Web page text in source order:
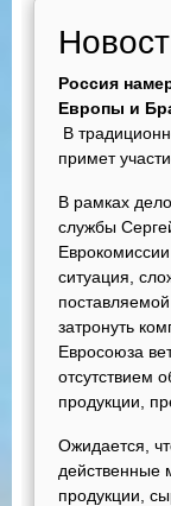
Россия
Европы и
В
примет
В рамках
службы
ситуация,
затронуть
Евросоюза
отсутствием
продукции,
Ожидается,
действенные
продукции,